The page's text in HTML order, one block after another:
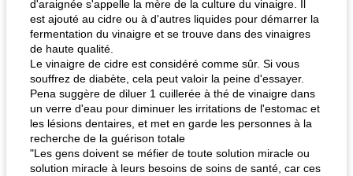
fiesta tostadas le méga's jopp joes
d'araignée s'appelle la mère de la culture du vinaigre. Il
est ajouté au cidre ou à d'autres liquides pour démarrer la
fermentation du vinaigre et se trouve dans des vinaigres
de haute qualité.
Le vinaigre de cidre est considéré comme sûr. Si vous
souffrez de diabète, cela peut valoir la peine d'essayer.
Pena suggère de diluer 1 cuillerée à thé de vinaigre dans
un verre d'eau pour diminuer les irritations de l'estomac et
les lésions dentaires, et met en garde les personnes à la
recherche de la guérison totale
"Les gens doivent se méfier de toute solution miracle ou
solution miracle à leurs besoins de soins de santé, car ces